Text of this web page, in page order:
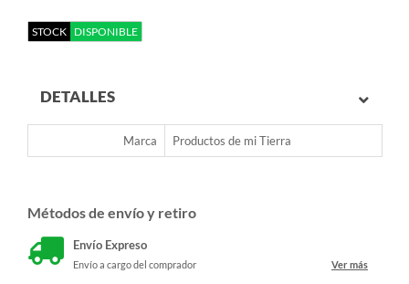
STOCK DISPONIBLE
DETALLES
Marca Productos de mi Tierra
Métodos de envío y retiro
Envío Expreso
Envío a cargo del comprador Ver más